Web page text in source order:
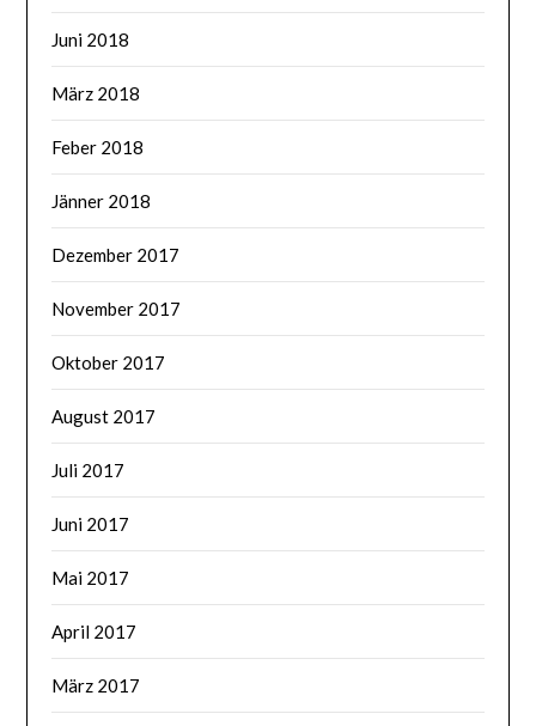
Juni 2018
März 2018
Feber 2018
Jänner 2018
Dezember 2017
November 2017
Oktober 2017
August 2017
Juli 2017
Juni 2017
Mai 2017
April 2017
März 2017